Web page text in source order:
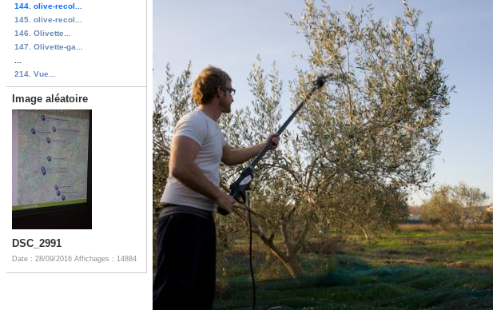
144. olive-recol...
145. olive-recol...
146. Olivette...
147. Olivette-ga...
214. Vue...
Image aléatoire
DSC_2991
Date : 28/09/2016 Affichages : 14884